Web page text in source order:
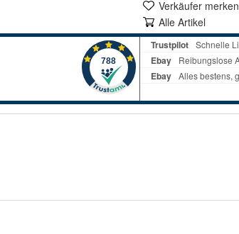
Verkäufer merken
Alle Artikel